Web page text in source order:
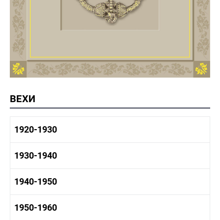
ВЕХИ
1920-1930
1920-1930 история
1920-1930 культура
1930-1940
1930-1940 история
1930-1940 культура
1940-1950
1940-1950 быт
1950-1960